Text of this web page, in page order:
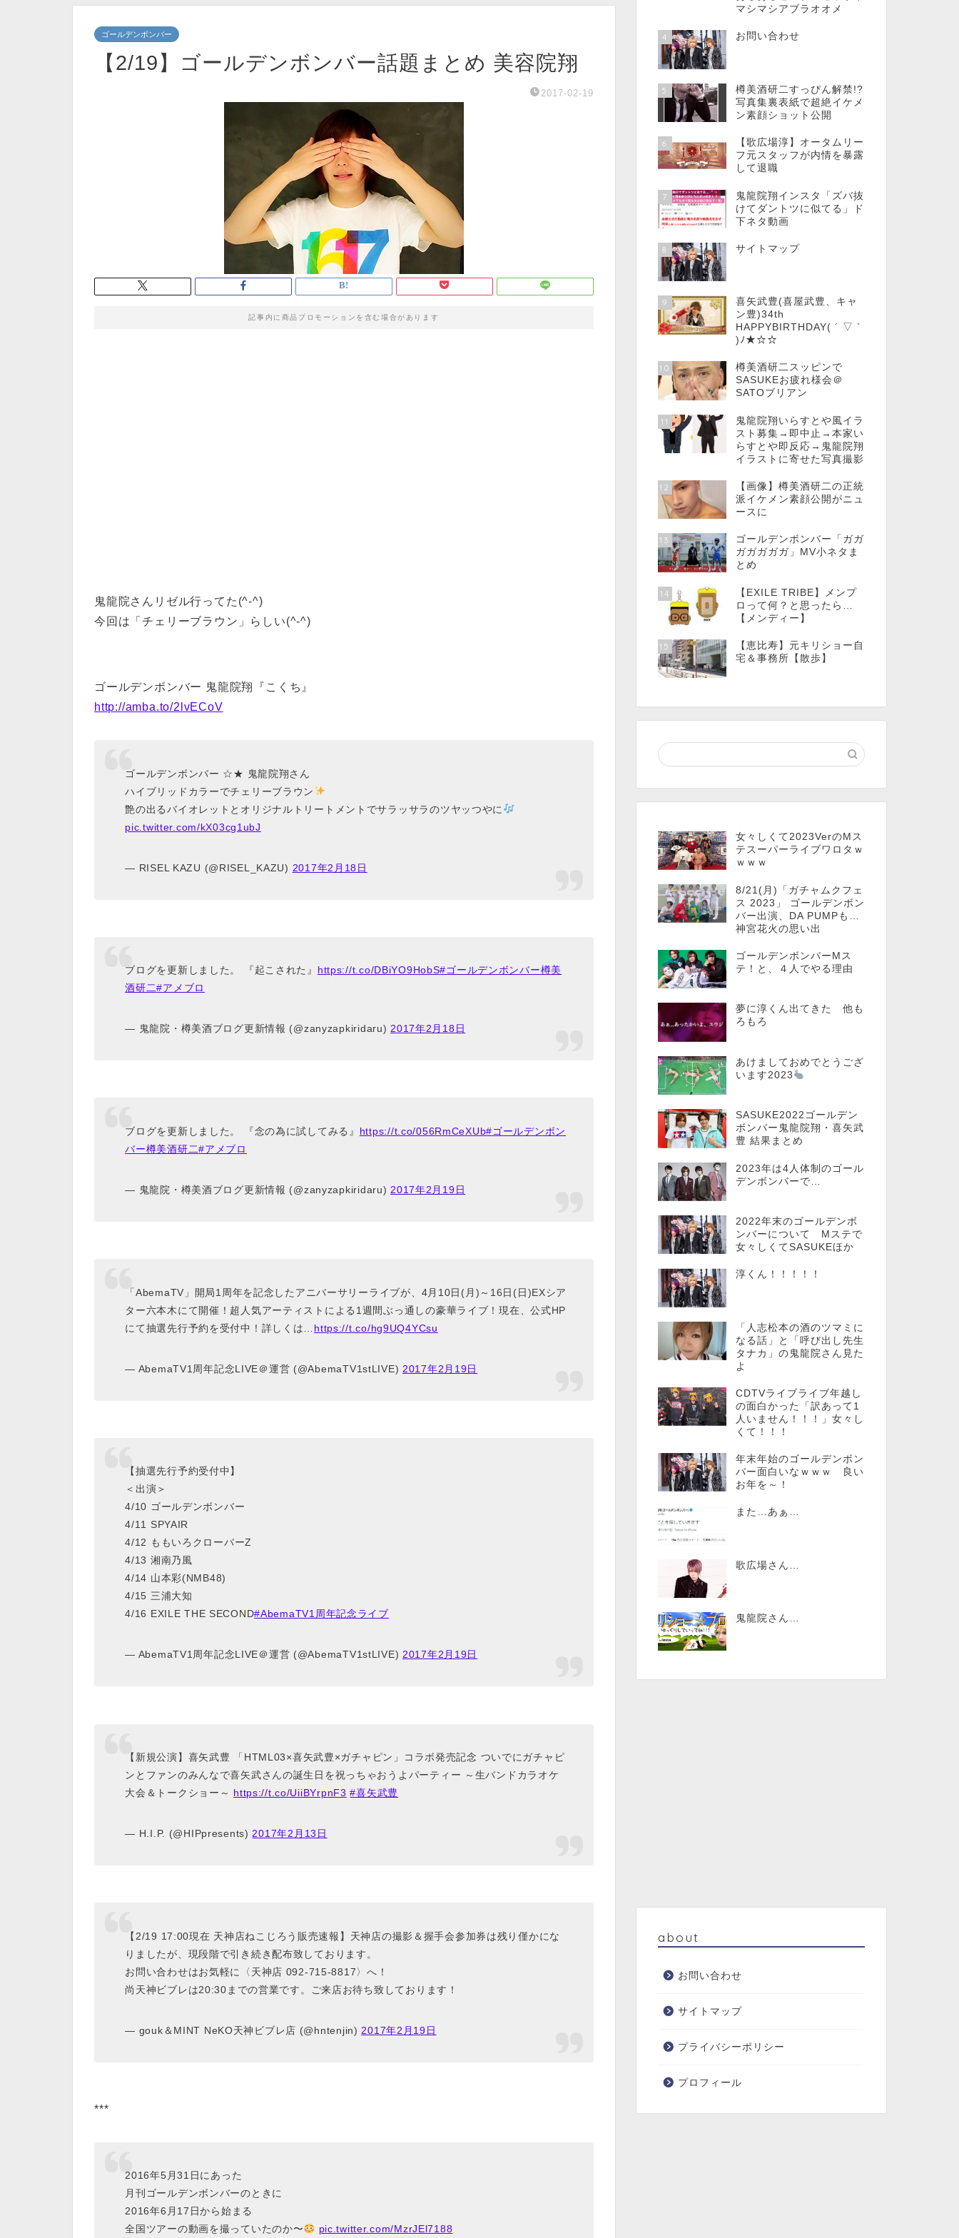
ゴールデンボンバー
【2/19】ゴールデンボンバー話題まとめ 美容院翔
2017-02-19
記事内に商品プロモーションを含む場合があります
鬼龍院さんリゼル行ってた(^-^)
今回は「チェリーブラウン」らしい(^-^)
ゴールデンボンバー 鬼龍院翔『こくち』
http://amba.to/2lvECoV
ゴールデンボンバー ☆★ 鬼龍院翔さん
ハイブリッドカラーでチェリーブラウン
艶の出るバイオレットとオリジナルトリートメントでサラッサラのツヤッつやに
pic.twitter.com/kX03cg1ubJ
— RISEL KAZU (@RISEL_KAZU) 2017年2月18日
ブログを更新しました。 『起こされた』 https://t.co/DBiYO9HobS#ゴールデンボンバー樽美
酒研二#アメブロ
— 鬼龍院・樽美酒ブログ更新情報 (@zanyzapkiridaru)2017年2月18日
ブログを更新しました。 『念の為に試してみる』 https://t.co/056RmCeXUb#ゴールデンボン
バー樽美酒研二#アメブロ
— 鬼龍院・樽美酒ブログ更新情報 (@zanyzapkiridaru) 2017年2月19日
「AbemaTV」開局1周年を記念したアニバーサリーライブが、4月10日(月)～16日(日)EXシア
ター六本木にて開催！超人気アーティストによる1週間ぶっ通しの豪華ライブ！現在、公式HP
にて抽選先行予約を受付中！詳しくは… https://t.co/hg9UQ4YCsu
— AbemaTV1周年記念LIVE＠運営 (@AbemaTV1stLIVE) 2017年2月19日
【抽選先行予約受付中】
＜出演＞
4/10 ゴールデンボンバー
4/11 SPYAIR
4/12 ももいろクローバーZ
4/13 湘南乃風
4/14 山本彩(NMB48)
4/15 三浦大知
4/16 EXILE THE SECOND#AbemaTV1周年記念ライブ
— AbemaTV1周年記念LIVE＠運営 (@AbemaTV1stLIVE) 2017年2月19日
【新規公演】喜矢武豊 「HTML03×喜矢武豊×ガチャピン」コラボ発売記念 ついでにガチャピ
ンとファンのみんなで喜矢武さんの誕生日を祝っちゃおうよパーティー ～生バンドカラオケ
大会＆トークショー～ https://t.co/UiiBYrpnF3 #喜矢武豊
— H.I.P. (@HIPpresents) 2017年2月13日
【2/19 17:00現在 天神店ねこじろう販売速報】天神店の撮影＆握手会参加券は残り僅かにな
りましたが、現段階で引き続き配布致しております。
お問い合わせはお気軽に〈天神店 092-715-8817〉へ！
尚天神ビブレは20:30までの営業です。ご来店お待ち致しております！
— gouk＆MINT NeKO天神ビブレ店 (@hntenjin) 2017年2月19日
***
2016年5月31日にあった
月刊ゴールデンボンバーのときに
2016年6月17日から始まる
全国ツアーの動画を撮っていたのか〜
pic.twitter.com/MzrJEl7188
マシマシアブラオオメ
4 お問い合わせ
5
樽美酒研二すっぴん解禁!?
写真集裏表紙で超絶イケメ
ン素顔ショット公開
6
【歌広場淳】オータムリー
フ元スタッフが内情を暴露
して退職
7
鬼龍院翔インスタ「ズバ抜
けてダントツに似てる」ド
下ネタ動画
8 サイトマップ
9
喜矢武豊(喜屋武豊、キャ
ン豊)34th
HAPPYBIRTHDAY( ´ ▽ `
)ﾉ★☆☆
10
樽美酒研二スッピンで
SASUKEお疲れ様会＠
SATOブリアン
11
鬼龍院翔いらすとや風イラ
スト募集→即中止→本家い
らすとや即反応→鬼龍院翔
イラストに寄せた写真撮影
12
【画像】樽美酒研二の正統
派イケメン素顔公開がニュ
ースに
13
ゴールデンボンバー「ガガ
ガガガガガ」MV小ネタま
とめ
14
【EXILE TRIBE】メンプ
ロって何？と思ったら…
【メンディー】
15
【恵比寿】元キリショー自
宅＆事務所【散歩】
女々しくて2023VerのMス
テスーパーライブワロタｗ
ｗｗｗ
8/21(月)「ガチャムクフェ
ス 2023」 ゴールデンボン
バー出演、DA PUMPも…
神宮花火の思い出
ゴールデンボンバーMス
テ！と、４人でやる理由
夢に淳くん出てきた 他も
ろもろ
あけましておめでとうござ
います2023
SASUKE2022ゴールデン
ボンバー鬼龍院翔・喜矢武
豊 結果まとめ
2023年は4人体制のゴール
デンボンバーで…
2022年末のゴールデンボ
ンバーについて Mステで
女々しくてSASUKEほか
淳くん！！！！！
「人志松本の酒のツマミに
なる話」と「呼び出し先生
タナカ」の鬼龍院さん見た
よ
CDTVライブライブ年越し
の面白かった「訳あって1
人いません！！！」女々し
くて！！！
年末年始のゴールデンボン
バー面白いなｗｗｗ 良い
お年を～！
また…あぁ…
歌広場さん…
鬼龍院さん…
about
お問い合わせ
サイトマップ
プライバシーポリシー
プロフィール